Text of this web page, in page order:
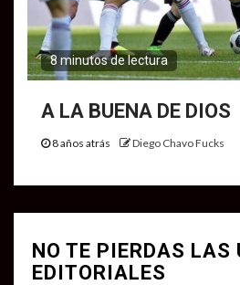
8 minutos de lectura
A LA BUENA DE DIOS
8 años atrás Diego Chavo Fucks
NO TE PIERDAS LAS
EDITORIALES